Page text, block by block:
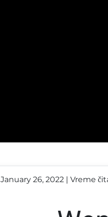
January 26, 2022 | Vreme